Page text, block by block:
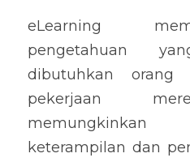
eLearning
pengetahuan
dibutuhkan orang
pekerjaan
keterampilan dan